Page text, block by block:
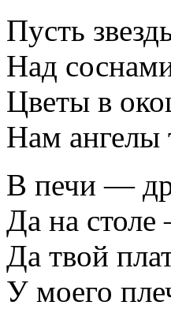
Пусть
Над
Цветы в
Нам ангелы
В печи —
Да на столе
Да твой
У моего